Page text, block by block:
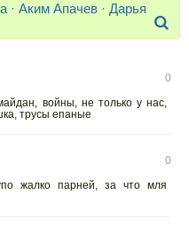
· Аким Апачев · Дарья
0
войны, не только у нас,
трусы епаные
0
жалко парней, за что мля